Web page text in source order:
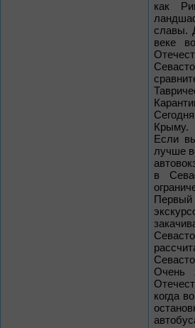
как
славы.
веке
Крыму.
Если
лучше
в
Очень
когда